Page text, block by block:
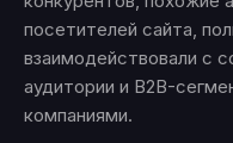
посетителей сайта,
взаимодействовали с
аудитории и B2B-
компаниями.